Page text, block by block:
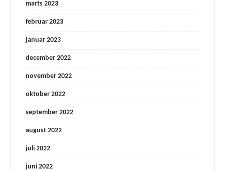
marts 2023
februar 2023
januar 2023
december 2022
november 2022
oktober 2022
september 2022
august 2022
juli 2022
juni 2022